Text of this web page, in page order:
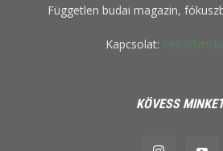
Független budai magazin,
Kapcsolat:
KÖVESS